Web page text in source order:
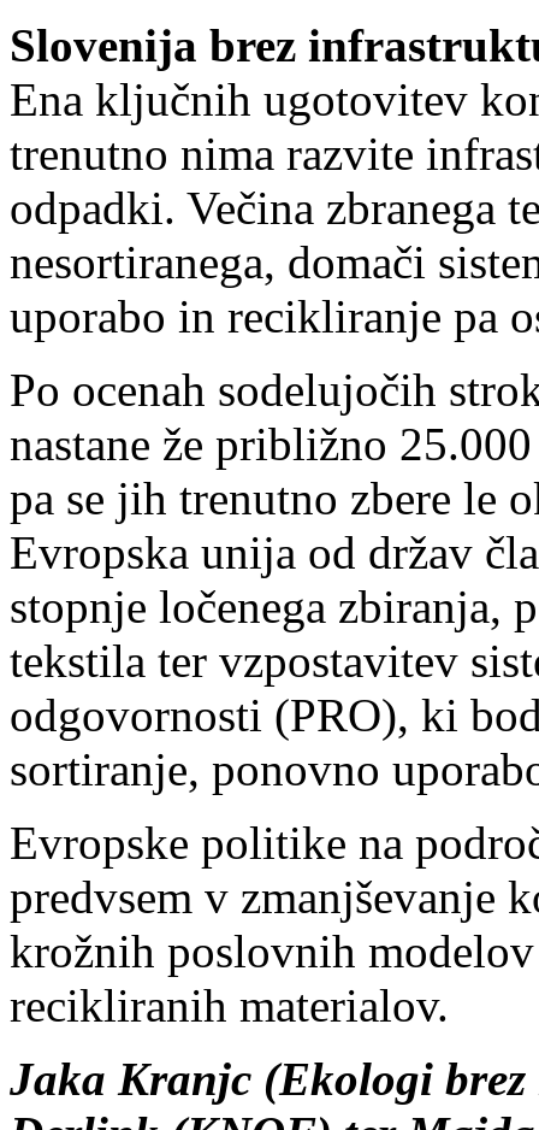
Slovenija brez
Ena ključnih ugotovitev
trenutno nima razvite
odpadki. Večina zbranega
nesortiranega, domači
uporabo in recikliranje pa
Po ocenah sodelujočih
nastane že približno
pa se jih trenutno zbere le
Evropska unija od držav
stopnje ločenega zbiranja,
tekstila ter vzpostavitev
odgovornosti (PRO), ki
sortiranje, ponovno
Evropske politike na
predvsem v zmanjševanje
krožnih poslovnih
recikliranih materialov.
Jaka Kranjc (Ekologi